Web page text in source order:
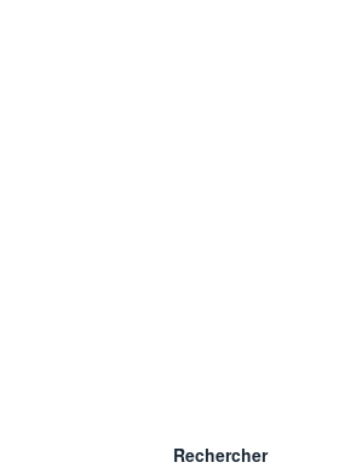
Rechercher